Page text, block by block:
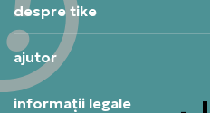
despre tike
ajutor
informații legale